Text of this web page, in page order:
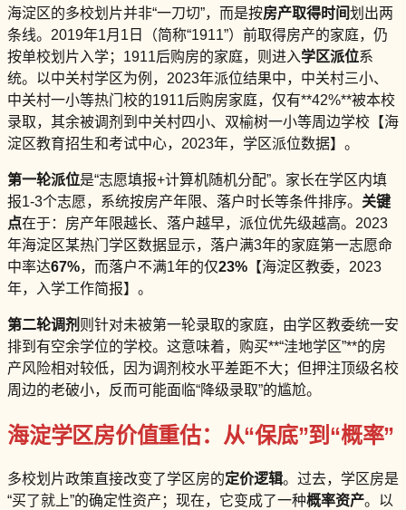
海淀区的多校划片并非“一刀切”，而是按房产取得时间划出两
条线。2019年1月1日（简称“1911”）前取得房产的家庭，仍
按单校划片入学；1911后购房的家庭，则进入学区派位系
统。以中关村学区为例，2023年派位结果中，中关村三小、
中关村一小等热门校的1911后购房家庭，仅有**42%**被本校
录取，其余被调剂到中关村四小、双榆树一小等周边学校【海
淀区教育招生和考试中心，2023年，学区派位数据】。
第一轮派位是“志愿填报+计算机随机分配”。家长在学区内填
报1-3个志愿，系统按房产年限、落户时长等条件排序。 关键
点在于：房产年限越长、落户越早，派位优先级越高。2023
年海淀区某热门学区数据显示，落户满3年的家庭第一志愿命
中率达67%，而落户不满1年的仅23% 【海淀区教委，2023
年，入学工作简报】。
第二轮调剂 则针对未被第一轮录取的家庭，由学区教委统一安
排到有空余学位的学校。这意味着，购买**“洼地学区”**的房
产风险相对较低，因为调剂校水平差距不大；但押注顶级名校
周边的老破小，反而可能面临“降级录取”的尴尬。
海淀学区房价值重估：从“保底”到“概率”
多校划片政策直接改变了学区房的定价逻辑。过去，学区房是
“买了就上”的确定性资产；现在，它变成了一种概率资产。以